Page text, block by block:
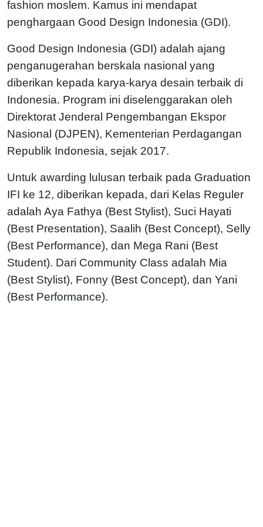
fashion moslem. Kamus ini mendapat
penghargaan Good Design Indonesia (GDI).
Good Design Indonesia (GDI) adalah ajang
penganugerahan berskala nasional yang
diberikan kepada karya-karya desain terbaik di
Indonesia. Program ini diselenggarakan oleh
Direktorat Jenderal Pengembangan Ekspor
Nasional (DJPEN), Kementerian Perdagangan
Republik Indonesia, sejak 2017.
Untuk awarding lulusan terbaik pada Graduation
IFI ke 12, diberikan kepada, dari Kelas Reguler
adalah Aya Fathya (Best Stylist), Suci Hayati
(Best Presentation), Saalih (Best Concept), Selly
(Best Performance), dan Mega Rani (Best
Student). Dari Community Class adalah Mia
(Best Stylist), Fonny (Best Concept), dan Yani
(Best Performance).